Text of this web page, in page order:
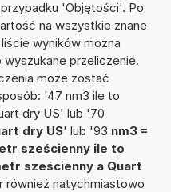
'Objętości'. Po
na wszystkie znane
wyników można
przeliczenie.
może zostać
'47 nm3 ile to
dry US' lub '70
dry US' lub '93 nm3 =
sześcienny ile to
sześcienny a Quart
również natychmiastowo